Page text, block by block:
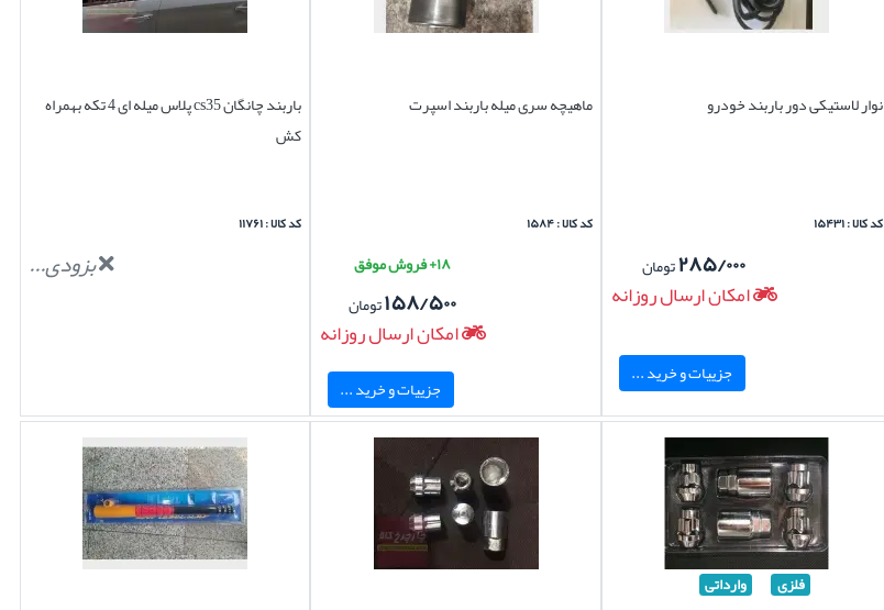
نوار لاستیکی دور باربند خودرو
کد کالا : ۱۵۴۳۱
۲۸۵/۰۰۰تومان
امکان ارسال روزانه
جزییات و خرید ...
ماهیچه سری میله باربند اسپرت
کد کالا : ۱۵۸۴
۱۸+ فروش موفق
۱۵۸/۵۰۰تومان
امکان ارسال روزانه
جزییات و خرید ...
باربند چانگان cs35 پلاس میله ای 4 تکه بهمراه
کش
کد کالا : ۱۱۷۶۱
بزودی...
فلزی وارداتی